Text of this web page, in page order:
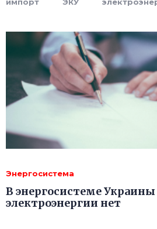
Энергосистема
В энергосистеме
электроэнергии нет